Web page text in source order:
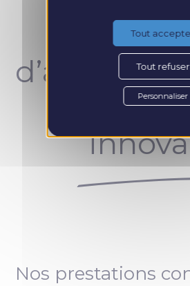
Un
unique
Nos prestations
Tout
Tout refuser
Personnaliser